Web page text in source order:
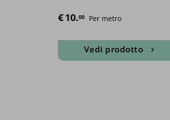
€10.00 Per metro
Vedi prodotto